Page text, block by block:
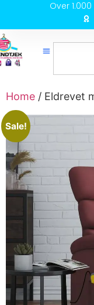
Over
Home / Eldrevet
Sale!